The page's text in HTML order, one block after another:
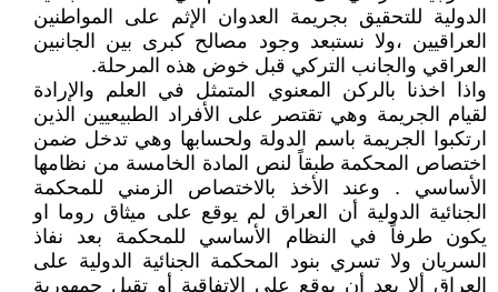
الدولية للتحقيق بجريمة العدوان الإثم على المواطنين
العراقيين ،ولا نستبعد وجود مصالح كبرى بين الجانبين
العراقي والجانب التركي قبل خوض هذه المرحلة.
واذا اخذنا بالركن المعنوي المتمثل في العلم والإرادة
لقيام الجريمة وهي تقتصر على الأفراد الطبيعيين الذين
ارتكبوا الجريمة باسم الدولة ولحسابها وهي تدخل ضمن
اختصاص المحكمة طبقاً لنص المادة الخامسة من نظامها
الأساسي . وعند الأخذ بالاختصاص الزمني للمحكمة
الجنائية الدولية أن العراق لم يوقع على ميثاق روما او
يكون طرفاً في النظام الأساسي للمحكمة بعد نفاذ
السريان ولا تسري بنود المحكمة الجنائية الدولية على
العراق ألا بعد أن يوقع على الاتفاقية أو تقبل جمهورية